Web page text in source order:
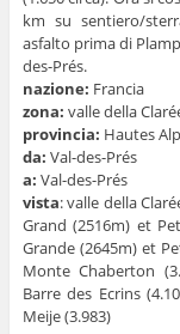
km su sentiero/
asfalto prima di
des-Prés.
nazione: Francia
zona: valle della
provincia: Hautes
da: Val-des-Prés
a: Val-des-Prés
vista: valle della
Grand (2516m) et
Grande (2645m) et
Monte Chaberton
Barre des Ecrins
Meije (3.983)